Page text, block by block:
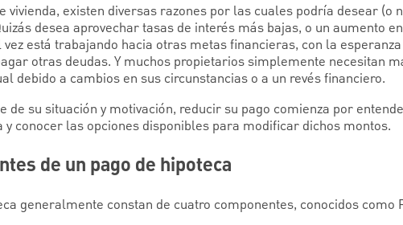
vivienda, existen diversas razones por las cuales podría desear (o
desea aprovechar tasas de interés más bajas, o un aumento
vez está trabajando hacia otras metas financieras, con la
otras deudas. Y muchos propietarios simplemente necesitan
debido a cambios en sus circunstancias o a un revés financiero.
de su situación y motivación, reducir su pago comienza por
y conocer las opciones disponibles para modificar dichos montos.
de un pago de hipoteca
generalmente constan de cuatro componentes, conocidos como